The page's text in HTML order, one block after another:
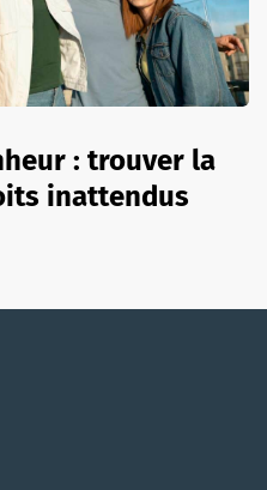
: trouver la
inattendus